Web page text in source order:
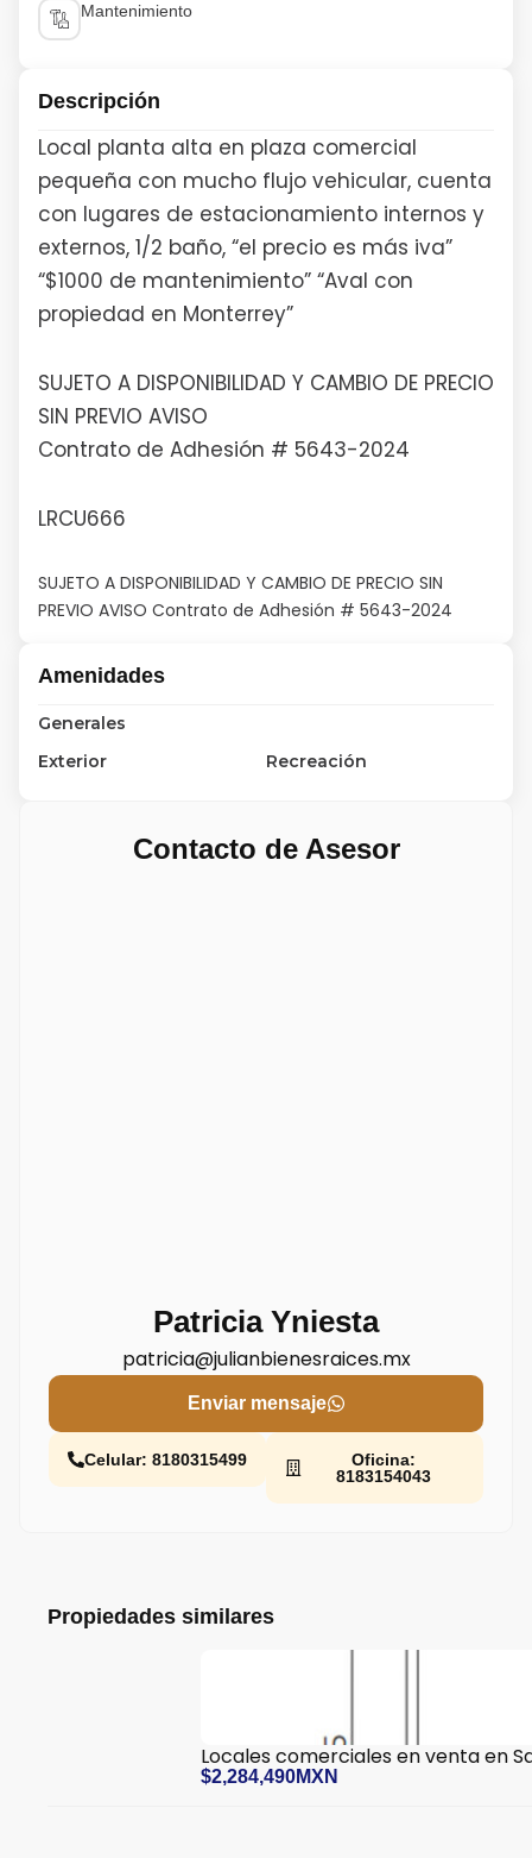
Mantenimiento
Descripción
Local planta alta en plaza comercial
pequeña con mucho flujo vehicular, cuenta
con lugares de estacionamiento internos y
externos, 1/2 baño, “el precio es más iva”
“$1000 de mantenimiento” “Aval con
propiedad en Monterrey”
SUJETO A DISPONIBILIDAD Y CAMBIO DE PRECIO
SIN PREVIO AVISO
Contrato de Adhesión # 5643-2024
LRCU666
SUJETO A DISPONIBILIDAD Y CAMBIO DE PRECIO SIN
PREVIO AVISO Contrato de Adhesión # 5643-2024
Amenidades
Generales
Exterior
Recreación
Contacto de Asesor
Patricia Yniesta
patricia@julianbienesraices.mx
Enviar mensaje
Celular: 8180315499
Oficina:
8183154043
Propiedades similares
Locales comerciales en venta en
$2,284,490MXN